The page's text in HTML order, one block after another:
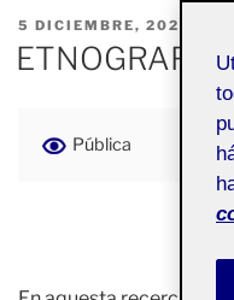
PUBLICADO
EL
5 DICIEMBRE, 2020
ETNOGRAFIA
Pública